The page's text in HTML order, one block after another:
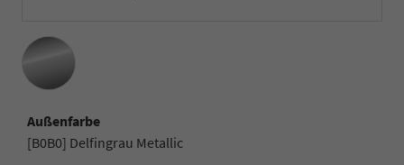
Außenfarbe
[B0B0] Delfingrau Metallic